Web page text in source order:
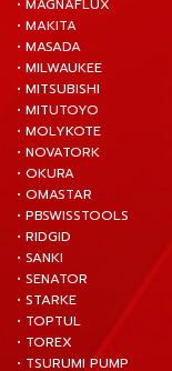
• MAGNAFLUX
• MAKITA
• MASADA
• MILWAUKEE
• MITSUBISHI
• MITUTOYO
• MOLYKOTE
• NOVATORK
• OKURA
• OMASTAR
• PBSWISSTOOLS
• RIDGID
• SANKI
• SENATOR
• STARKE
• TOPTUL
• TOREX
• TSURUMI PUMP